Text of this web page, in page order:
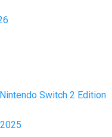
Switch 2 Edition